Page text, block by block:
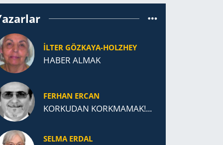
İLTER GÖZKAYA-HOLZHEY
HABER ALMAK
FERHAN ERCAN
KORKUDAN KORKMAMAK!...
SELMA ERDAL